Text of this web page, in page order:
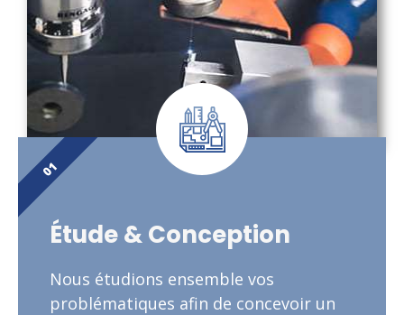
Étude & Conception
Nous étudions ensemble vos
problématiques afin de concevoir un
01